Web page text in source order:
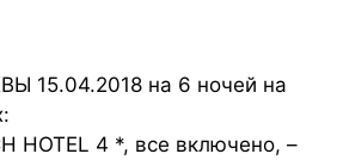
15.04.2018 на 6 ночей на
HOTEL 4 *, все включено, –